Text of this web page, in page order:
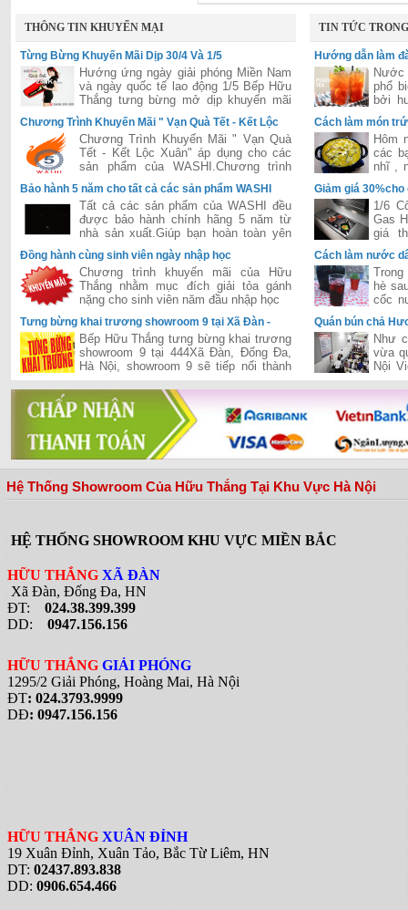
THÔNG TIN KHUYẾN MẠI
Từng Bừng Khuyến Mãi Dịp 30/4 Và 1/5
Hướng ứng ngày giải phóng Miền Nam
và ngày quốc tế lao động 1/5 Bếp Hữu
Thắng tưng bừng mở dịp khuyến mãi
lớn áp dụng cho tất các hệ thống của
Hữu Thắng trên toàn quốc
Chương Trình Khuyến Mãi " Vạn Quà Tết - Kết Lộc
Chương Trình Khuyến Mãi " Vạn Quà
Tết - Kết Lộc Xuân" áp dụng cho các
sản phẩm của WASHI.Chương trình
được đánh giá là lớn nhất năm 2015
của hãng WASHI
Bảo hành 5 năm cho tất cả các sản phẩm WASHI
Tất cả các sản phẩm của WASHI đều
được bảo hành chính hãng 5 năm từ
nhà sản xuất.Giúp bạn hoàn toàn yên
tâm trong suốt quá trình sử dụng.
Đồng hành cùng sinh viên ngày nhập học
Chương trình khuyến mãi của Hữu
Thắng nhằm mục đích giải tỏa gánh
nặng cho sinh viên năm đầu nhập học
Tưng bừng khai trương showroom 9 tại Xã Đàn -
Đống Đa - Hà NộiBếp Hữu Thắng tưng bừng khai trương
showroom 9 tại 444Xã Đàn, Đống Đa,
Hà Nội, showroom 9 sẽ tiếp nối thành
công của chuỗi siêu thị của Hữu Thắng
đã khai trương và hiện đang vận hành
hiệu quả trên cả hai miền Nam-Bắc,
đưa Hữu Thắng gần hơn với vị trí nhà
phân phối hàng đầu bếp và thiết bị bếp
tại Việt Nam
TIN TỨC
Hướng dẫn làm
phổ
bởi
hấp
Cách làm món
Hôm
các
nhĩ ,
Giảm giá
1/6
Gas
giá
tiếng
Cách làm nước
hè
cốc
thì
Quán bún chả
khi đón TổngNhư
vừa
Nội
tổng
quán
Hệ Thống Showroom Của Hữu Thắng Tại Khu Vực Hà Nội
HỆ THỐNG SHOWROOM KHU VỰC MIỀN BẮC
HỮU THẮNG XÃ ĐÀN
Xã Đàn, Đống Đa, HN
ĐT: 024.38.399.399
DD:
0947.156.156
HỮU THẮNG GIẢI PHÓNG
1295/2 Giải Phóng, Hoàng Mai, Hà Nội
ĐT: 024.3793.9999
DĐ: 0947.156.156
HỮU THẮNG XUÂN ĐỈNH
19 Xuân Đỉnh, Xuân Tảo, Bắc Từ Liêm, HN
DT: 02437.893.838
DD: 0906.654.466